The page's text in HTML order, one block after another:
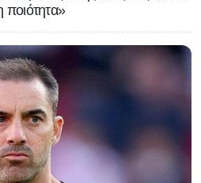
ποιότητα»